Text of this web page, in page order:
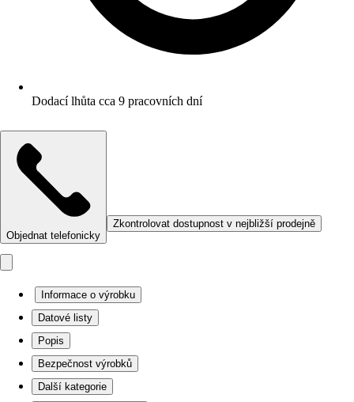
Dodací lhůta cca 9 pracovních dní
Objednat telefonicky
Zkontrolovat dostupnost v nejbližší prodejně
Informace o výrobku
Datové listy
Popis
Bezpečnost výrobků
Další kategorie